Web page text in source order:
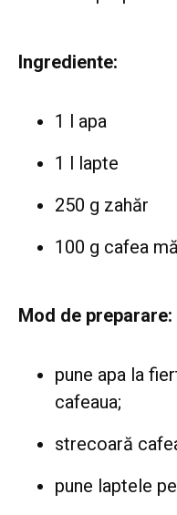
Ingrediente:
1 l apa
1 l lapte
250 g zahăr
100 g cafea
Mod de preparare:
pune apa la
cafeaua;
strecoară
pune laptele